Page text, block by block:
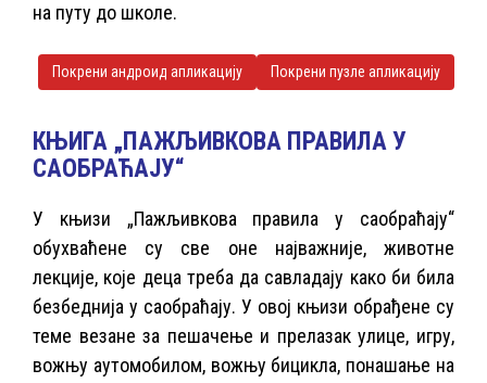
на путу до школе.
Покрени пузле апликацију
Покрени андроид апликацију
КЊИГА „ПАЖЉИВКОВА ПРАВИЛА У
САОБРАЋАЈУ“
У књизи „Пажљивкова правила у саобраћају“
обухваћене су све оне најважније, животне
лекције, које деца треба да савладају како би била
безбеднија у саобраћају. У овој књизи обрађене су
теме везане за пешачење и прелазак улице, игру,
вожњу аутомобилом, вожњу бицикла, понашање на